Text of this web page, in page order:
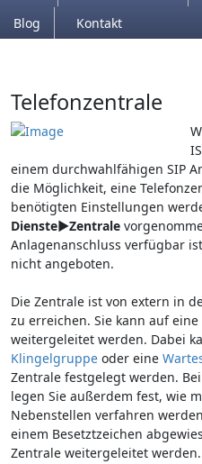
Blog
Kontakt
Telefonzentrale
einem durchwahlfä­higen SIP
die Möglichkeit, eine
benötigten Einstellungen
Dienste►Zentrale
Anlagenanschluss verfügbar
nicht angeboten.
Die Zentrale ist von extern in
zu erreichen. Sie kann auf
weitergeleitet werden. Dabei
Klingelgruppe oder eine
Zentrale festgelegt werden.
legen Sie außerdem fest, wie
Nebenstellen verfahren
einem Besetztzeichen
Zentrale weitergeleitet werden.